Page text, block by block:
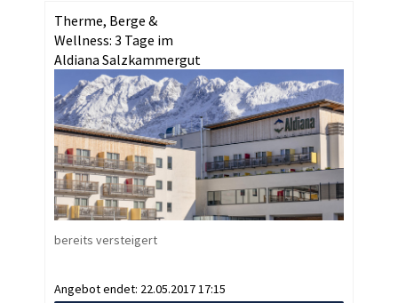
Therme, Berge &
Wellness: 3 Tage im
Aldiana Salzkammergut
bereits versteigert
Angebot endet: 22.05.2017 17:15